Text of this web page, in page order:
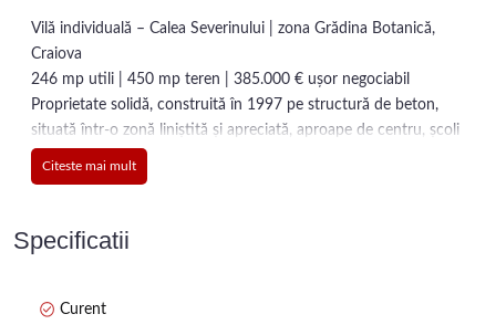
Vilă individuală – Calea Severinului | zona Grădina Botanică,
Craiova
246 mp utili | 450 mp teren | 385.000 € ușor negociabil
Proprietate solidă, construită în 1997 pe structură de beton,
situată într-o zonă liniștită și apreciată, aproape de centru, școli
și magazine.
Compartimentare practică și generoasă:
space, terasă închisă și beci la subsol
🔹 La etaj: 4 camere luminoase, baie și terasă
suplimentară
Citeste mai mult
Specificatii
Curent